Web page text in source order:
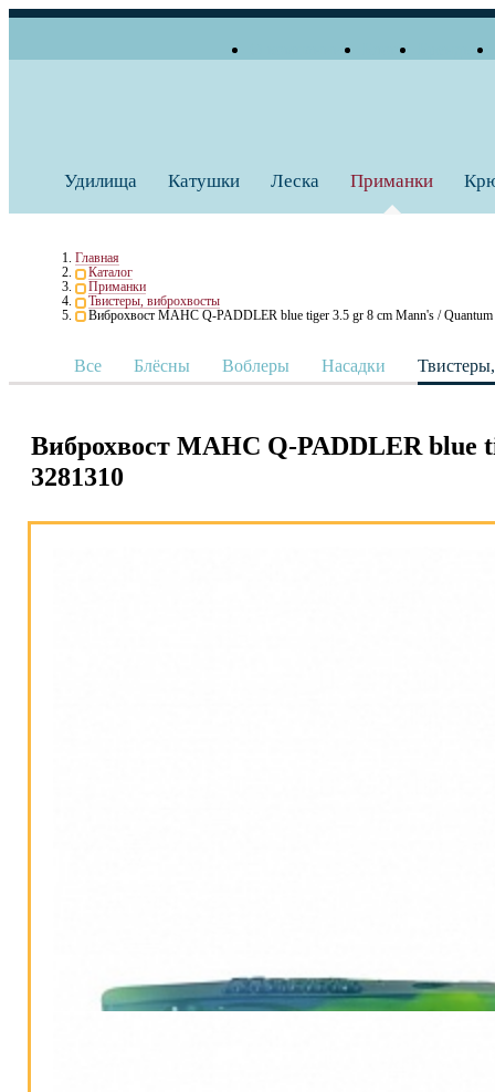
Удилища Катушки Леска Приманки
Главная
Каталог
Приманки
Твистеры, виброхвосты
Виброхвост МАНС Q-PADDLER blue tiger 3.5 gr 8 cm Mann's / Quantum
Все Блёсны Воблеры Насадки
Виброхвост МАНС Q-PADDLER blue
3281310